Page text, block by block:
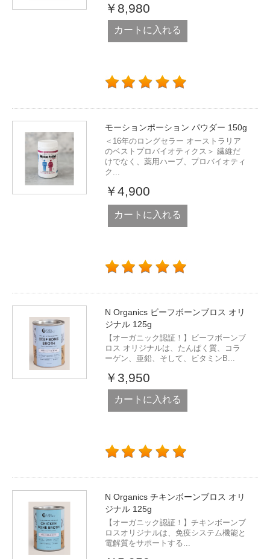
￥8,980
カートに入れる
モーションポーション パウダー 150g
＜16年のロングセラー オーストラリア
のベストプロバイオティクス＞ 繊維だ
けでなく、薬用ハーブ、プロバイオティ
ク...
￥4,900
カートに入れる
N Organics ビーフボーンブロス オリ
ジナル 125g
【オーガニック認証！】ビーフボーンブ
ロス オリジナルは、たんぱく質、コラ
ーゲン、亜鉛、そして、ビタミンB...
￥3,950
カートに入れる
N Organics チキンボーンブロス オリ
ジナル 125g
【オーガニック認証！】チキンボーンブ
ロスオリジナルは、免疫システム機能と
電解質をサポートする...